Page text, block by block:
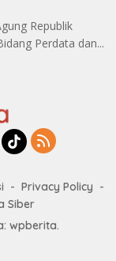
Republik
Perdata dan...
Privacy Policy
Siber
wpberita.